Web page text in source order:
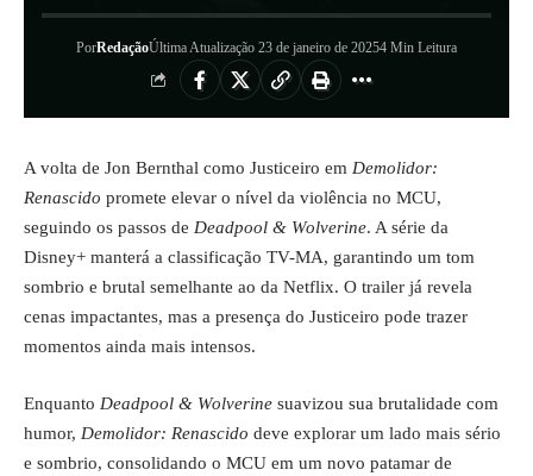
PorRedaçãoÚltima Atualização 23 de janeiro de 20254 Min Leitura
A volta de Jon Bernthal como Justiceiro em Demolidor:
Renascido promete elevar o nível da violência no MCU,
seguindo os passos de Deadpool & Wolverine. A série da
Disney+ manterá a classificação TV-MA, garantindo um tom
sombrio e brutal semelhante ao da Netflix. O trailer já revela
cenas impactantes, mas a presença do Justiceiro pode trazer
momentos ainda mais intensos.
Enquanto Deadpool & Wolverine suavizou sua brutalidade com
humor, Demolidor: Renascido deve explorar um lado mais sério
e sombrio, consolidando o MCU em um novo patamar de